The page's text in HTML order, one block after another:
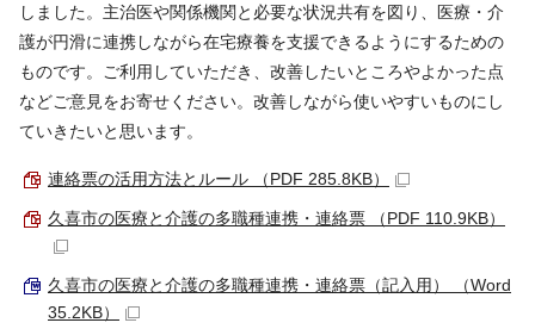
しました。主治医や関係機関と必要な状況共有を図り、医療・介
護が円滑に連携しながら在宅療養を支援できるようにするための
ものです。ご利用していただき、改善したいところやよかった点
などご意見をお寄せください。改善しながら使いやすいものにし
ていきたいと思います。
連絡票の活用方法とルール （PDF 285.8KB）
久喜市の医療と介護の多職種連携・連絡票 （PDF 110.9KB）
久喜市の医療と介護の多職種連携・連絡票（記入用） （Word
35.2KB）